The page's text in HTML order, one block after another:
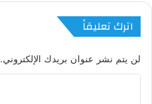
اترك تعليقاً
لن يتم نشر عنوان بريدك الإلكتروني.